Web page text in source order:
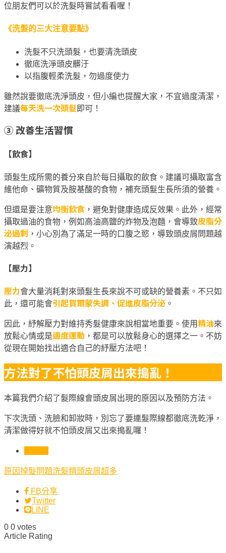
位朋友們可以於洗髮時嘗試看看喔！
《洗髮的三大注意要點》
洗髮不只洗頭髮，也要清洗頭皮
徹底洗淨頭皮髒汙
以指腹輕柔洗髮，勿過度使力
雖然說要徹底洗淨頭皮，但小編也提醒大家，不宜過度清潔，
建議每天洗一次頭髮即可！
③ 改善生活習慣
【飲食】
頭髮生成所需的養分來自於每日攝取的飲食。 建議可攝取富含
維他命、礦物質及胺基酸的食物，補充頭髮生長所須的營養。
但還是要注意均衡飲食 ，避免對健康造成反效果。此外，經常
攝取過油的食物，例如高油高鹽的炸物及泡麵，會導致皮脂分
泌過剩 ，小心別為了滿足一時的口腹之慾，導致頭皮屑問題越
演越烈。
【壓力】
壓力會大量消耗對來頭髮生長來說不可或缺的營養素。不只如
此，還可能會引起賀爾蒙失調、促進皮脂分泌 。
因此，紓解壓力對維持秀髮健康來說相當地重要。使用精油來
放鬆心情或是適度運動 ，都是可以放鬆身心的選擇之一。不妨
從現在開始找出適合自己的紓壓方法吧！
方法對了不怕頭皮屑出來搗亂！
本篇我們介紹了髮際線會頭皮屑出現的原因以及預防方法。
下次洗頭、洗臉和卸妝時，別忘了要連髮際線都徹底洗乾淨，
清潔做得好就不怕頭皮屑又出來搗亂囉！
原因掉髮問題洗髮精頭皮屑超多
FB分享
Twitter
LINE
0 0 votes
Article Rating